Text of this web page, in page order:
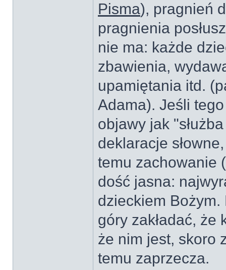
Pisma), pragnień
pragnienia
nie ma: każde
zbawienia,
upamiętania itd.
Adama). Jeśli
objawy jak
deklaracje
temu zachowanie
dość jasna:
dzieckiem
góry zakładać,
że nim jest, skoro
temu zaprzecza.